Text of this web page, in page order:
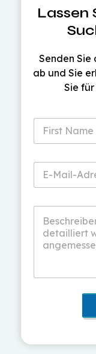
Lassen
Senden Sie
ab und Sie
Sie